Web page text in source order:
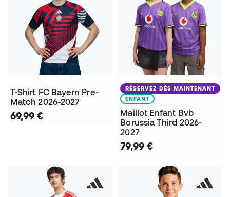
T-Shirt FC Bayern Pre-
Match 2026-2027
69,99 €
RÉSERVEZ DÈS MAINTENANT
ENFANT
Maillot Enfant Bvb
Borussia Third 2026-
2027
79,99 €